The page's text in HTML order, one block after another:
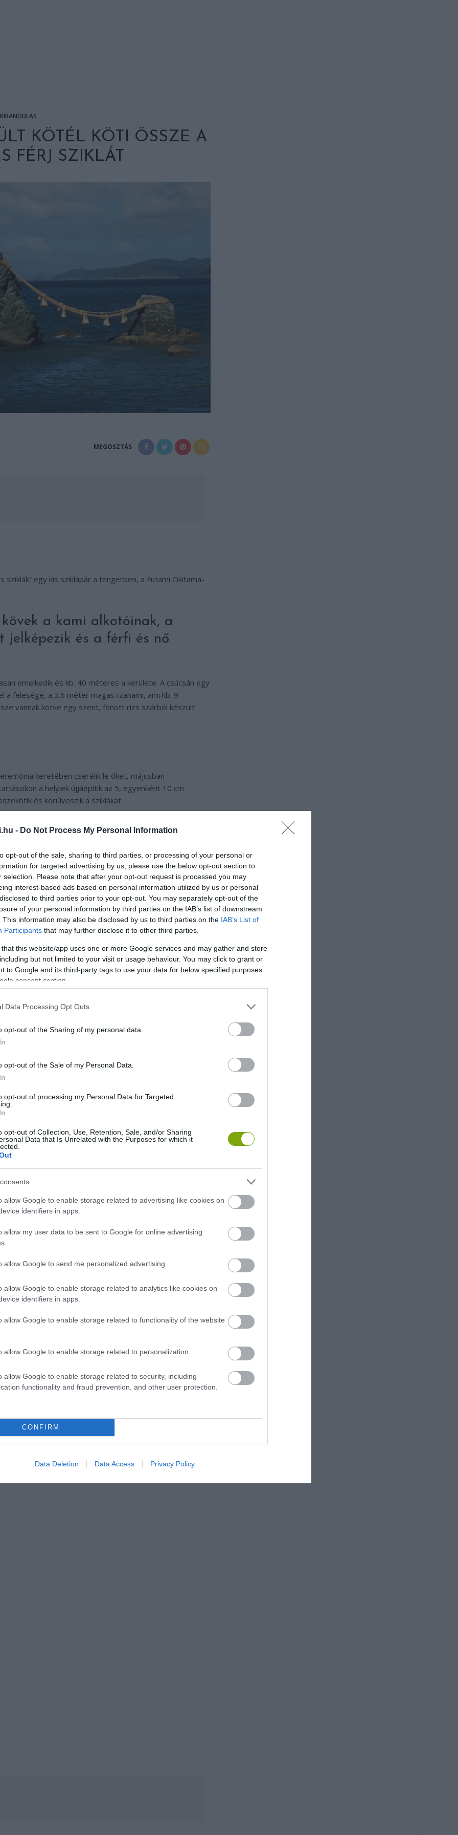
- Do Not Process My Personal Information
opt-out of the sale, sharing to third parties, or processing of your personal or
for targeted advertising by us, please use the below opt-out section to
selection. Please note that after your opt-out request is processed you may
interest-based ads based on personal information utilized by us or personal
to third parties prior to your opt-out. You may separately opt-out of the
of your personal information by third parties on the IAB’s list of downstream
This information may also be disclosed by us to third parties on the IAB’s List of
Participants that may further disclose it to other third parties.
that this website/app uses one or more Google services and may gather and store
but not limited to your visit or usage behaviour. You may click to grant or
to Google and its third-party tags to use your data for below specified purposes
consent section.
Data Processing Opt Outs
opt-out of the Sharing of my personal data.
opt-out of the Sale of my Personal Data.
opt-out of processing my Personal Data for Targeted
opt-out of Collection, Use, Retention, Sale, and/or Sharing
Data that Is Unrelated with the Purposes for which it
allow Google to enable storage related to advertising like cookies on
identifiers in apps.
allow my user data to be sent to Google for online advertising
allow Google to send me personalized advertising.
allow Google to enable storage related to analytics like cookies on
identifiers in apps.
allow Google to enable storage related to functionality of the website
allow Google to enable storage related to personalization.
allow Google to enable storage related to security, including
functionality and fraud prevention, and other user protection.
CONFIRM
Data Deletion Data Access Privacy Policy
KIRÁNDULÁS
KÖTÉL KÖTI ÖSSZE A
FÉRJ SZIKLÁT
MEGOSZTÁS
sziklák” egy kis sziklapár a tengerben, a Futami Okitama-
a kami alkotóinak, a
jelképezik és a férfi és nő
emelkedik és kb. 40 méteres a kerülete. A csúcsán egy
a felesége, a 3.6 méter magas Izanami, ami kb. 9
vannak kötve egy szent, fonott rizs szárból készült
keretében cserélik le őket, májusban
a helyiek újjáépítik az 5, egyenként 10 cm
és körülveszik a sziklákat.
században már biztosan kifeszítették. A
korszakból való, előzőleg takeishizaki-nak hívták. A régi
idővel nagyobbra cseréltek. A jelenlegi fő szentély
elmossák a hullámok és viharok.
szentélyeként tisztelik
imádkozni, akik abban a
hogy a frigyük tartós és
amikor a felkelő Nap közöttük bukkan elő és a
a víz választaná szét a sziklákat, viszont száraz lábbal